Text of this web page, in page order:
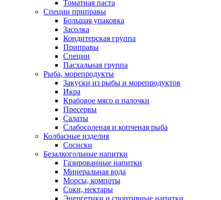
Томатная паста
Специи приправы
Большая упаковка
Засолка
Кондитерская группа
Приправы
Специи
Пасхальная группа
Рыба, морепродукты
Закуски из рыбы и морепродуктов
Икра
Крабовое мясо и палочки
Пресервы
Салаты
Слабосоленая и копченая рыба
Колбасные изделия
Сосиски
Безалкогольные напитки
Газированные напитки
Минеральная вода
Морсы, компоты
Соки, нектары
Энергетики и спортивные напитки